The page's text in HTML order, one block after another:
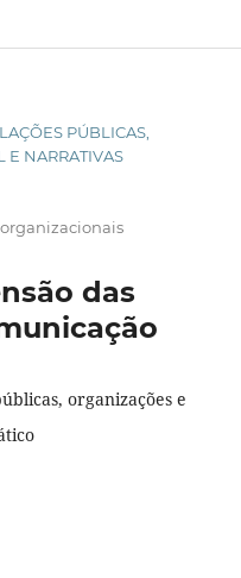
PÚBLICAS,
E NARRATIVAS
das
organizações e